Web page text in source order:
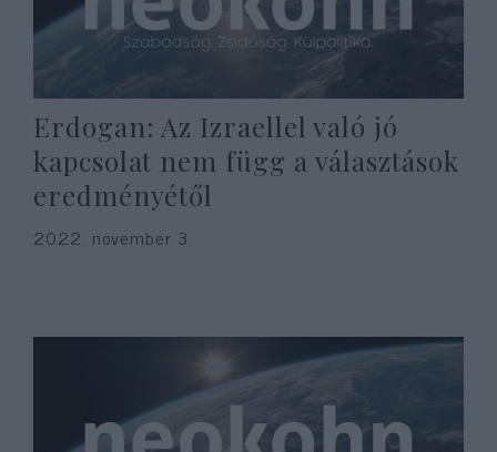
Erdogan: Az Izraellel való jó
kapcsolat nem függ a választások
eredményétől
2022. november 3.